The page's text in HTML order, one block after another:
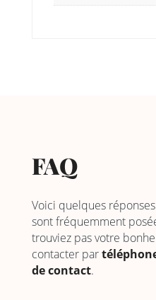
FAQ
Voici quelques
sont fréquemment
trouviez pas votre
contacter par
de contact.